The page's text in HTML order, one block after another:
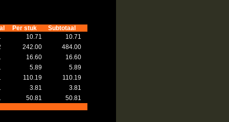
Per stuk
Subtotaal
10.71
10.71
242.00
484.00
16.60
16.60
5.89
5.89
110.19
110.19
3.81
3.81
50.81 50.81